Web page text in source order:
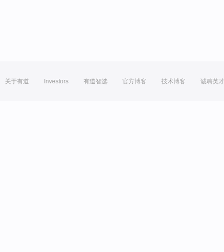
关于有道 Investors 有道智选 官方博客 技术博客 诚聘英才